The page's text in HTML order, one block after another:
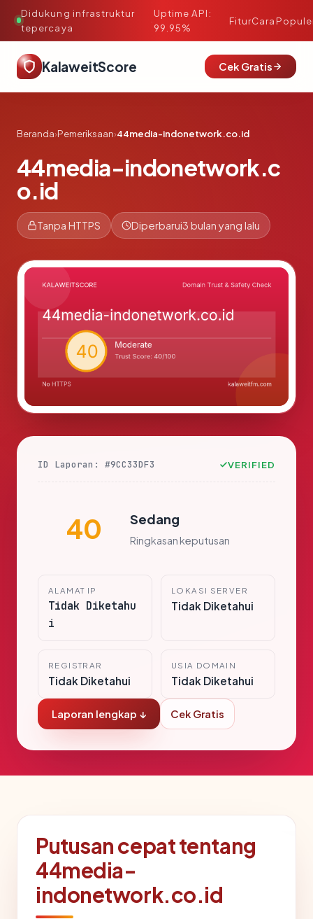
Didukung infrastruktur
tepercaya
·
Uptime API:
99.95%
FiturCara
KalaweitScore Cek Gratis
Beranda›Pemeriksaan›44media-indonetwork.co.id
44media-indonetwork.c
o.id
Tanpa HTTPS Diperbarui3 bulan yang lalu
ID Laporan: #9CC33DF3 VERIFIED
40 Sedang
Ringkasan keputusan
ALAMAT IP
Tidak Diketahu
i
LOKASI SERVER
Tidak Diketahui
REGISTRAR
Tidak Diketahui
USIA DOMAIN
Tidak Diketahui
Laporan lengkap ↓ Cek Gratis
Putusan cepat tentang
44media-
indonetwork.co.id